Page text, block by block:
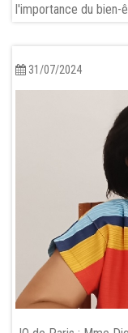
l'importance du bien-
31/07/2024